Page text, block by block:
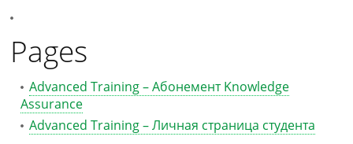
Pages
Advanced Training – Абонемент Knowledge
Assurance
Advanced Training – Личная страница студента